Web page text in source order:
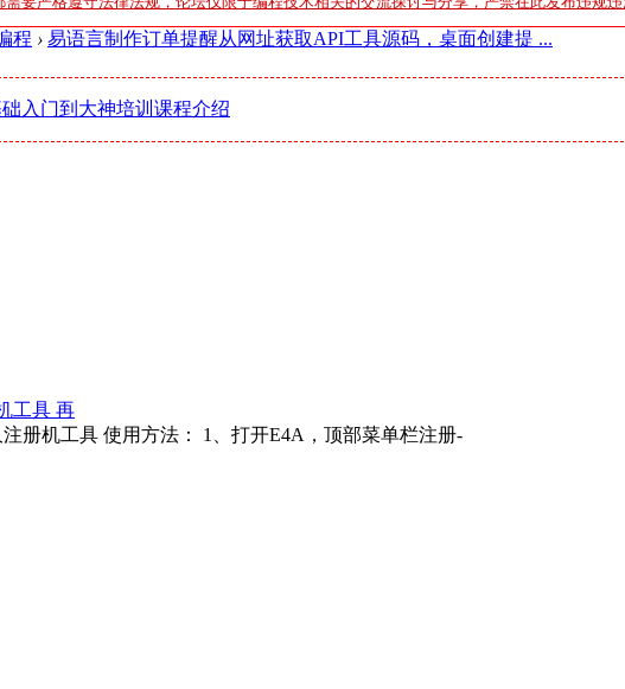
程 › 易语言制作订单提醒从网址获取API工具源码，桌面创建提 ...
入门到大神培训课程介绍
工具 再
册机工具 使用方法： 1、打开E4A，顶部菜单栏注册-